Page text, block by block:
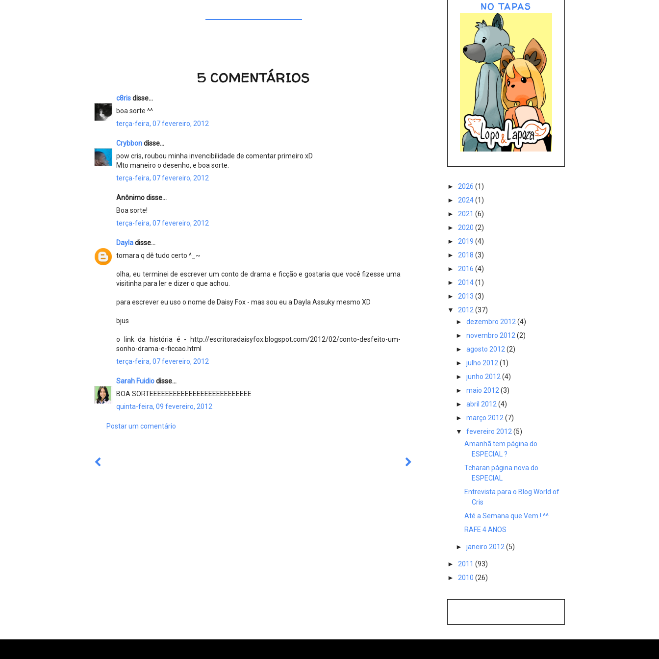
5 COMENTÁRIOS
c8risdisse...
boa sorte ^^
terça-feira, 07 fevereiro, 2012
Crybbondisse...
pow cris, roubou minha invencibilidade de comentar primeiro xD
Mto maneiro o desenho, e boa sorte.
terça-feira, 07 fevereiro, 2012
Anônimo disse...
Boa sorte!
terça-feira, 07 fevereiro, 2012
Dayladisse...
tomara q dê tudo certo ^_~
olha, eu terminei de escrever um conto de drama e ficção e gostaria que você fizesse uma
visitinha para ler e dizer o que achou.
para escrever eu uso o nome de Daisy Fox - mas sou eu a Dayla Assuky mesmo XD
bjus
o link da história é - http://escritoradaisyfox.blogspot.com/2012/02/conto-desfeito-um-
sonho-drama-e-ficcao.html
terça-feira, 07 fevereiro, 2012
Sarah Fuidiodisse...
BOA SORTEEEEEEEEEEEEEEEEEEEEEEEEEE
quinta-feira, 09 fevereiro, 2012
Postar um comentário
NO TAPAS
► 2026 (1)
► 2024(1)
► 2021 (6)
► 2020 (2)
► 2019 (4)
► 2018 (3)
► 2016 (4)
► 2014(1)
► 2013 (3)
▼ 2012 (37)
► dezembro 2012(4)
► novembro 2012(2)
► agosto 2012(2)
► julho 2012(1)
► junho 2012(4)
► maio 2012(3)
► abril 2012(4)
► março 2012(7)
▼ fevereiro 2012(5)
Amanhã tem página do
ESPECIAL ?
Tcharan página nova do
ESPECIAL
Entrevista para o Blog World of
Cris
Até a Semana que Vem ! ^^
RAFE 4 ANOS
► janeiro 2012 (5)
► 2011 (93)
► 2010 (26)